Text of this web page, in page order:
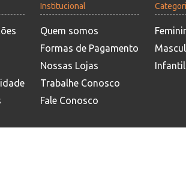
Institucional
Quem somos
Formas de Pagamento
Nossas Lojas
Trabalhe Conosco
Fale Conosco
Infantil